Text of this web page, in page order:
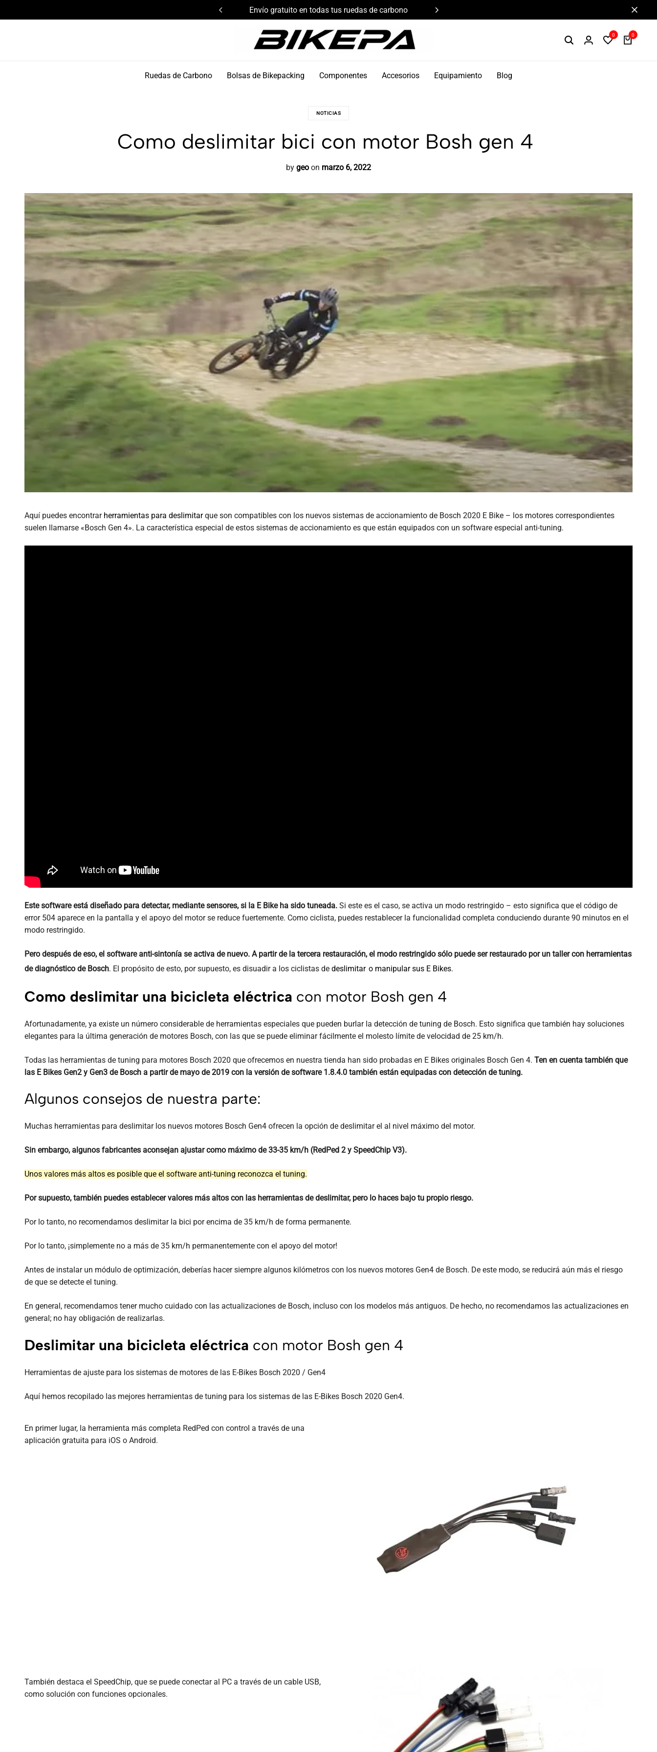
Envío gratuito en todas tus ruedas de carbono Componentes de alto rendimiento y bikepacking
0 0
Ruedas de Carbono Bolsas de Bikepacking Componentes Accesorios Equipamiento Blog
NOTICIAS
Como deslimitar bici con motor Bosh gen 4
by geo on marzo 6, 2022
Aquí puedes encontrar herramientas para deslimitarque son compatibles con los nuevos sistemas de accionamiento de Bosch 2020 E Bike – los motores correspondientes
suelen llamarse «Bosch Gen 4». La característica especial de estos sistemas de accionamiento es que están equipados con un software especial anti-tuning.
Este software está diseñado para detectar, mediante sensores, si la E Bike ha sido tuneada. Si este es el caso, se activa un modo restringido – esto significa que el código de
error 504 aparece en la pantalla y el apoyo del motor se reduce fuertemente. Como ciclista, puedes restablecer la funcionalidad completa conduciendo durante 90 minutos en el
modo restringido.
Pero después de eso, el software anti-sintonía se activa de nuevo. A partir de la tercera restauración, el modo restringido sólo puede ser restaurado por un taller con herramientas
de diagnóstico de Bosch. El propósito de esto, por supuesto, es disuadir a los ciclistas de deslimitar o manipular sus E Bikes.
Como deslimitar una bicicleta eléctrica con motor Bosh gen 4
Afortunadamente, ya existe un número considerable de herramientas especiales que pueden burlar la detección de tuning de Bosch. Esto significa que también hay soluciones
elegantes para la última generación de motores Bosch, con las que se puede eliminar fácilmente el molesto límite de velocidad de 25 km/h.
Todas las herramientas de tuning para motores Bosch 2020 que ofrecemos en nuestra tienda han sido probadas en E Bikes originales Bosch Gen 4. Ten en cuenta también que
las E Bikes Gen2 y Gen3 de Bosch a partir de mayo de 2019 con la versión de software 1.8.4.0 también están equipadas con detección de tuning.
Algunos consejos de nuestra parte:
Muchas herramientas para deslimitar los nuevos motores Bosch Gen4 ofrecen la opción de deslimitar el al nivel máximo del motor.
Sin embargo, algunos fabricantes aconsejan ajustar como máximo de 33-35 km/h (RedPed 2 y SpeedChip V3).
Unos valores más altos es posible que el software anti-tuning reconozca el tuning.
Por supuesto, también puedes establecer valores más altos con las herramientas de deslimitar, pero lo haces bajo tu propio riesgo.
Por lo tanto, no recomendamos deslimitar la bici por encima de 35 km/h de forma permanente.
Por lo tanto, ¡simplemente no a más de 35 km/h permanentemente con el apoyo del motor!
Antes de instalar un módulo de optimización, deberías hacer siempre algunos kilómetros con los nuevos motores Gen4 de Bosch. De este modo, se reducirá aún más el riesgo
de que se detecte el tuning.
En general, recomendamos tener mucho cuidado con las actualizaciones de Bosch, incluso con los modelos más antiguos. De hecho, no recomendamos las actualizaciones en
general; no hay obligación de realizarlas.
Deslimitar una bicicleta eléctrica con motor Bosh gen 4
Herramientas de ajuste para los sistemas de motores de las E-Bikes Bosch 2020 / Gen4
Aquí hemos recopilado las mejores herramientas de tuning para los sistemas de las E-Bikes Bosch 2020 Gen4.
En primer lugar, la herramienta más completa RedPed con control a través de una
aplicación gratuita para iOS o Android.
También destaca el SpeedChip, que se puede conectar al PC a través de un cable USB,
como solución con funciones opcionales.